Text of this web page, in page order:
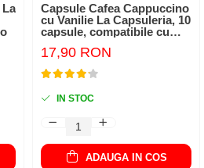
Capsule Cafea Cappuccino
cu Vanilie La Capsuleria, 10
capsule, compatibile cu
17,90 RON
IN STOC
ADAUGA IN COS